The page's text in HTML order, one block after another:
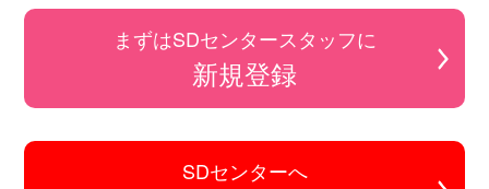
まずはSDセンタースタッフに
新規登録
SDセンターへ